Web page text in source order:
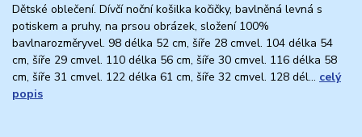
Dětské oblečení. Dívčí noční košilka kočičky, bavlněná levná s
potiskem a pruhy, na prsou obrázek, složení 100%
bavlnarozměryvel. 98 délka 52 cm, šíře 28 cmvel. 104 délka 54
cm, šíře 29 cmvel. 110 délka 56 cm, šíře 30 cmvel. 116 délka 58
cm, šíře 31 cmvel. 122 délka 61 cm, šíře 32 cmvel. 128 dél... celý
popis